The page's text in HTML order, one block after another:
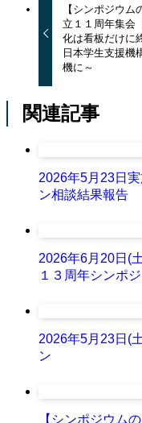
【シンポジウ
立１１周年集
化は看板だけに
日本学生支援機
機に～
関連記事
2026年5月23日
ン相談結果報告
2026年6月20日(
１３周年シンポ
2026年5月23日(
ン
【シンポジウム